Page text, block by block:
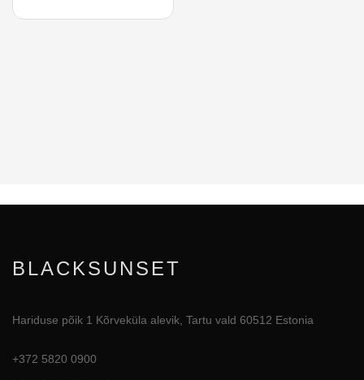
BLACKSUNSET
Hariduse põik 1 Kõrveküla alevik, Tartu vald 60512 Estonia
+372 5820 0900